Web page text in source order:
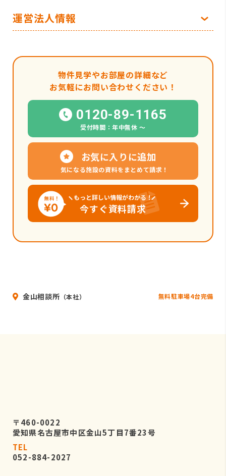
運営法人情報
物件見学やお部屋の詳細など
お気軽にお問い合わせください！
0120-89-1165
受付時間：年中無休 〜
お気に入りに追加
気になる施設の資料をまとめて請求！
もっと詳しい情報がわかる！
今すぐ資料請求
金山相談所 （本社） 無料駐車場4台完備
〒460-0022
愛知県名古屋市中区金山5丁目7番23号
TEL
052-884-2027